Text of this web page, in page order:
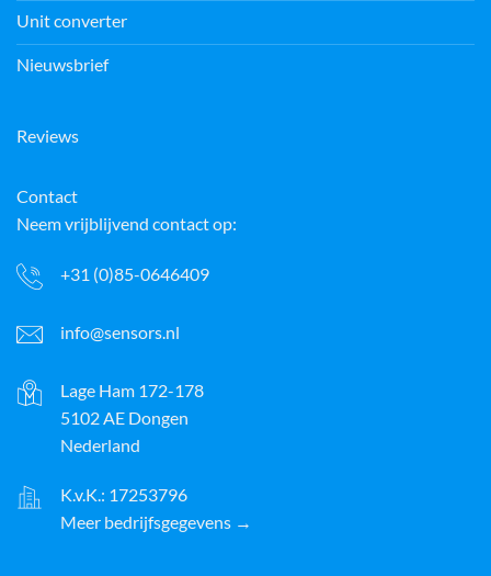
Unit converter
Nieuwsbrief
Reviews
Contact
Neem vrijblijvend contact op:
+31 (0)85-0646409
info@sensors.nl
Lage Ham 172-178
5102 AE Dongen
Nederland
K.v.K.: 17253796
Meer bedrijfsgegevens →